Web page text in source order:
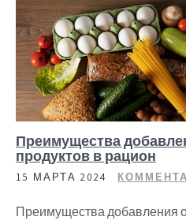
Преимущества
продуктов в рацион
15 МАРТА 2024
Преимущества добавления